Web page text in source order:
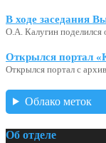
В ходе заседания
О.А. Калугин поделился
Открылся портал
Открылся портал с
Облако меток
Об отделе